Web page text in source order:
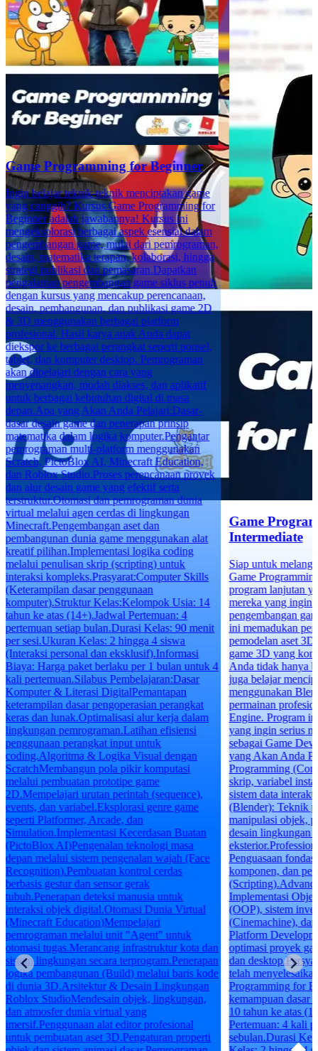
Game Programming for Beginner
Ingin belajar teknik-teknik menciptakan game
yang canggih? Kursus Game Programming for
Beginner adalah jawabannya! Kursus ini
mengeksplorasi berbagai aspek esensial dalam
pengembangan game, mulai dari pemrograman,
desain, matematika terapan, kolaborasi, hingga
strategi publikasi dan pemasaran.Dapatkan
pengalaman pengembangan game siklus penuh
dengan kursus yang mencakup perencanaan,
desain, pembangunan, dan publikasi game 2D
& 3D menggunakan berbagai platform
profesional. Hasil karya anak Anda dapat
diekspor ke berbagai perangkat seperti ponsel,
tablet, dan komputer desktop. Pemrograman
akan dipelajari dengan cara yang
menyenangkan, mudah diakses, dan aplikatif
untuk berbagai kebutuhan digital di masa
depan.Apa yang Akan Anda Pelajari:Dasar-
dasar desain game dan penerapan prinsip
matematika dalam logika komputer.Pengantar
pemrograman multi-platform menggunakan
Scratch, PictoBlox AI, Minecraft Education,
dan Roblox Studio.Proses perencanaan proyek
dan alur desain game yang efektif serta
terstruktur.Otomasi dan pemrograman dunia
virtual melalui agen cerdas di lingkungan
Minecraft.Pengembangan aset dan
pembangunan dunia game menggunakan alat
kreatif pilihan.Implementasi logika coding
melalui penulisan skrip (scripting) untuk
interaksi kompleks.Prasyarat:Computer Skills
(Keterampilan dasar penggunaan
komputer).Struktur Kelas:Kelompok Usia: 14
tahun ke atas (14+).Jadwal Pertemuan: 4
pertemuan setiap bulan.Durasi Kelas: 90 menit
per sesi.Ukuran Kelas: 2 hingga 4 siswa
(Interaksi personal dan eksklusif).Informasi
Biaya: Harga paket berlaku per 1 bulan untuk 4
kali pertemuan.Silabus Pembelajaran:Dasar
Komputer & Literasi DigitalPemantapan
keterampilan dasar pengoperasian perangkat
keras dan lunak.Optimalisasi alur kerja dalam
lingkungan pemrograman.Latihan efisiensi
penggunaan perangkat input untuk
coding.Algoritma & Logika Visual dengan
ScratchMembangun pola pikir komputasi
melalui pembuatan prototipe game
2D.Mempelajari urutan perintah (sequence),
events, dan variabel.Eksplorasi genre game
seperti Platformer, Arcade, dan
Simulation.Implementasi Kecerdasan Buatan
(PictoBlox AI)Pengenalan teknologi masa
depan melalui sistem pengenalan wajah (Face
Recognition).Pembuatan kontrol cerdas
berbasis gestur dan sensor gerak
tubuh.Penerapan deteksi manusia untuk
interaksi objek digital.Otomasi Dunia Virtual
(Minecraft Education)Mempelajari
pemrograman melalui unit "Agent" untuk
otomasi tugas.Merancang infrastruktur kota dan
sistem lingkungan secara terprogram.Penerapan
logika pembangunan (Build) melalui baris kode
di dunia 3D.Arsitektur & Desain Lingkungan
Roblox StudioMendesain objek, lingkungan,
dan atmosfer dunia virtual yang
imersif.Penggunaan alat editor profesional
untuk pembuatan aset 3D.Pengaturan properti
Game
Intermediate
Siap untuk
Game
program lanjutan
mereka yang ingin
pengembangan
ini memadukan
pemodelan aset
game 3D yang
Anda tidak hanya
juga belajar
menggunakan
permainan
Engine. Program
yang ingin serius
sebagai Game
yang Akan Anda
Programming
skrip, variabel
sistem data
(Blender): Teknik
manipulasi objek,
desain lingkungan
Penguasaan
komponen, dan
Implementasi
(OOP), sistem
(Cinemachine),
Platform
optimasi proyek
dan
telah
Programming for
kemampuan dasar
10 tahun ke atas
Pertemuan: 4 kali
sebulan.Durasi